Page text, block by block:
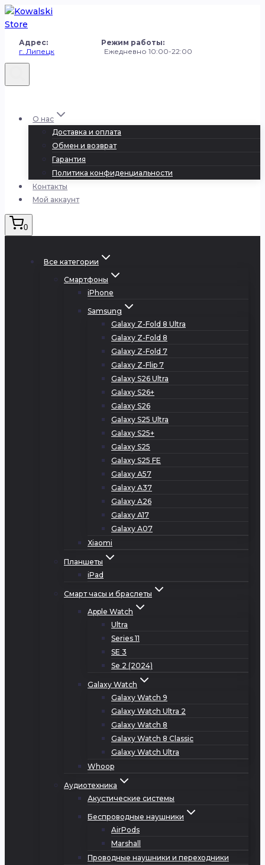
Перейти
к
Адрес: Режим работы:
г. Липецк Ежедневно 10:00-22:00
О нас
Доставка и оплата
Обмен и возврат
Гарантия
Политика конфиденциальности
Контакты
Мой аккаунт
0
Все категории
Смартфоны
iPhone
Samsung
Galaxy Z-Fold 8 Ultra
Galaxy Z-Fold 8
Galaxy Z-Fold 7
Galaxy Z-Flip 7
Galaxy S26 Ultra
Galaxy S26+
Galaxy S26
Galaxy S25 Ultra
Galaxy S25+
Galaxy S25
Galaxy S25 FE
Galaxy A57
Galaxy A37
Galaxy A26
Galaxy A17
Galaxy A07
Xiaomi
Планшеты
iPad
Смарт часы и браслеты
Apple Watch
Ultra
Series 11
SE 3
Se 2 (2024)
Galaxy Watch
Galaxy Watch 9
Galaxy Watch Ultra 2
Galaxy Watch 8
Galaxy Watch 8 Classic
Galaxy Watch Ultra
Whoop
Аудиотехника
Акустические системы
Беспроводные наушники
AirPods
Marshall
Проводные наушники и переходники